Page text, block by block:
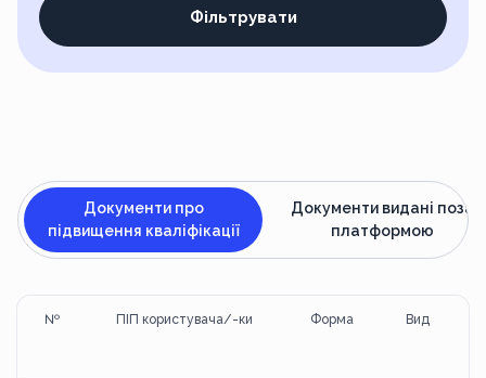
Фільтрувати
Документи про
підвищення кваліфікації
Документи видані поза
платформою
№ ПІП користувача/-ки Форма Вид